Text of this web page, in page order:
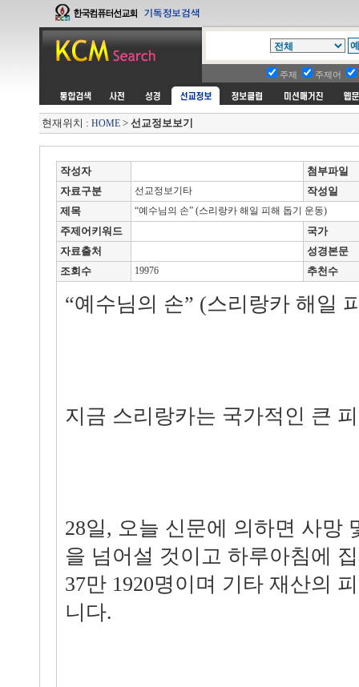
주제 주제어
현재위치 : HOME > 선교정보보기
작성자
첨부파일
자료구분
선교정보기타
작성일
제목
“예수님의 손” (스리랑카 해일 피해 돕기 운동)
주제어키워드
국가
자료출처
성경본문
조회수
19976 추천수
“예수님의 손” (스리랑카 해일
지금 스리랑카는 국가적인 큰
28일, 오늘 신문에 의하면 사망
을 넘어설 것이고 하루아침에
37만 1920명이며 기타 재산의
니다.